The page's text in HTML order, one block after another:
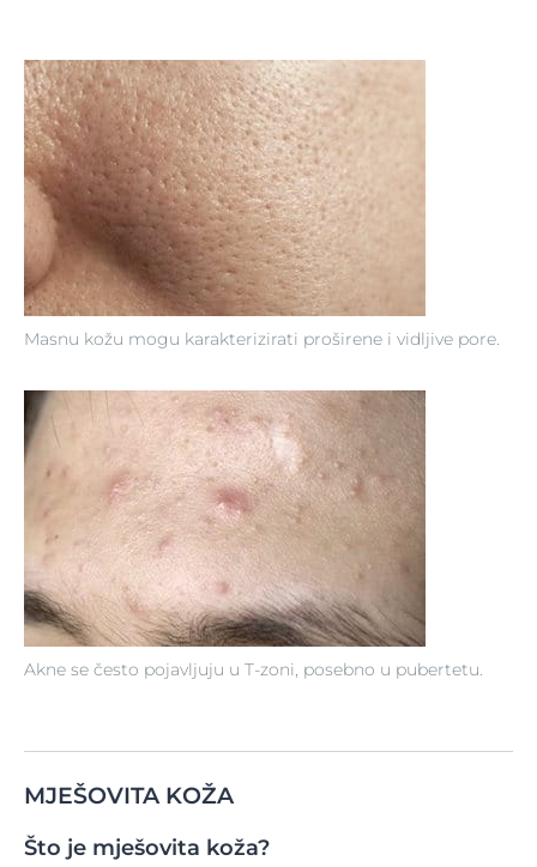
Masnu kožu mogu karakterizirati proširene i vidljive pore.
Akne se često pojavljuju u T-zoni, posebno u pubertetu.
MJEŠOVITA KOŽA
Što je mješovita koža?